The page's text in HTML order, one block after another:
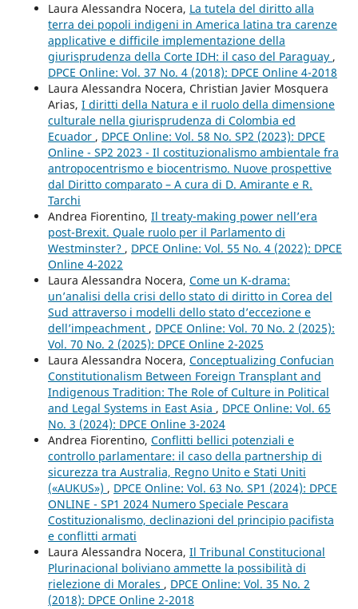
Laura Alessandra Nocera, La tutela del diritto alla
terra dei popoli indigeni in America latina tra carenze
applicative e difficile implementazione della
giurisprudenza della Corte IDH: il caso del Paraguay ,
DPCE Online: Vol. 37 No. 4 (2018): DPCE Online 4-2018
Laura Alessandra Nocera, Christian Javier Mosquera
Arias, I diritti della Natura e il ruolo della dimensione
culturale nella giurisprudenza di Colombia ed
Ecuador , DPCE Online: Vol. 58 No. SP2 (2023): DPCE
Online - SP2 2023 - Il costituzionalismo ambientale fra
antropocentrismo e biocentrismo. Nuove prospettive
dal Diritto comparato – A cura di D. Amirante e R.
Tarchi
Andrea Fiorentino, Il treaty-making power nell’era
post-Brexit. Quale ruolo per il Parlamento di
Westminster? , DPCE Online: Vol. 55 No. 4 (2022): DPCE
Online 4-2022
Laura Alessandra Nocera, Come un K-drama:
un’analisi della crisi dello stato di diritto in Corea del
Sud attraverso i modelli dello stato d’eccezione e
dell’impeachment , DPCE Online: Vol. 70 No. 2 (2025):
Vol. 70 No. 2 (2025): DPCE Online 2-2025
Laura Alessandra Nocera, Conceptualizing Confucian
Constitutionalism Between Foreign Transplant and
Indigenous Tradition: The Role of Culture in Political
and Legal Systems in East Asia , DPCE Online: Vol. 65
No. 3 (2024): DPCE Online 3-2024
Andrea Fiorentino, Conflitti bellici potenziali e
controllo parlamentare: il caso della partnership di
sicurezza tra Australia, Regno Unito e Stati Uniti
(«AUKUS») , DPCE Online: Vol. 63 No. SP1 (2024): DPCE
ONLINE - SP1 2024 Numero Speciale Pescara
Costituzionalismo, declinazioni del principio pacifista
e conflitti armati
Laura Alessandra Nocera, Il Tribunal Constitucional
Plurinacional boliviano ammette la possibilità di
rielezione di Morales , DPCE Online: Vol. 35 No. 2
(2018): DPCE Online 2-2018